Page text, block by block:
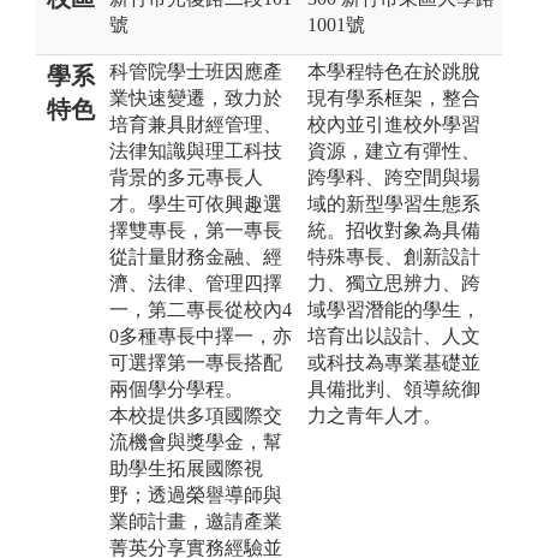
號
1001號
學系
特色
科管院學士班因應產
業快速變遷，致力於
培育兼具財經管理、
法律知識與理工科技
背景的多元專長人
才。學生可依興趣選
擇雙專長，第一專長
從計量財務金融、經
濟、法律、管理四擇
一，第二專長從校內4
0多種專長中擇一，亦
可選擇第一專長搭配
兩個學分學程。
本校提供多項國際交
流機會與獎學金，幫
助學生拓展國際視
野；透過榮譽導師與
業師計畫，邀請產業
菁英分享實務經驗並
本學程特色在於跳脫
現有學系框架，整合
校內並引進校外學習
資源，建立有彈性、
跨學科、跨空間與場
域的新型學習生態系
統。招收對象為具備
特殊專長、創新設計
力、獨立思辨力、跨
域學習潛能的學生，
培育出以設計、人文
或科技為專業基礎並
具備批判、領導統御
力之青年人才。